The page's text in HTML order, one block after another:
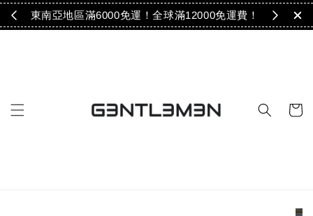
！ 東南亞地區滿6000免運！全球滿12000免運費！